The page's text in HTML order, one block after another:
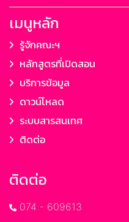
เมนูหลัก
รู้จักคณะฯ
หลักสูตรที่เปิดสอน
บริการข้อมูล
ดาวน์โหลด
ระบบสารสนเทศ
ติดต่อ
ติดต่อ
074 - 609613